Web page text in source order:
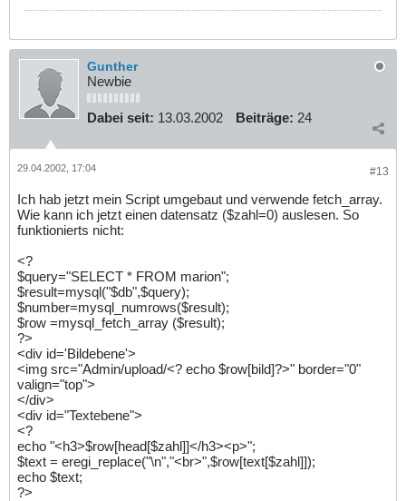
Gunther
Newbie
Dabei seit: 13.03.2002 Beiträge: 24
#13
29.04.2002, 17:04
Ich hab jetzt mein Script umgebaut und verwende fetch_array.
Wie kann ich jetzt einen datensatz ($zahl=0) auslesen. So
funktionierts nicht:
<?
$query="SELECT * FROM marion";
$result=mysql("$db",$query);
$number=mysql_numrows($result);
$row =mysql_fetch_array ($result);
?>
<div id='Bildebene'>
<img src="Admin/upload/<? echo $row[bild]?>" border="0"
valign="top">
</div>
<div id="Textebene">
<?
echo "<h3>$row[head[$zahl]]</h3><p>";
$text = eregi_replace("\n","<br>",$row[text[$zahl]]);
echo $text;
?>